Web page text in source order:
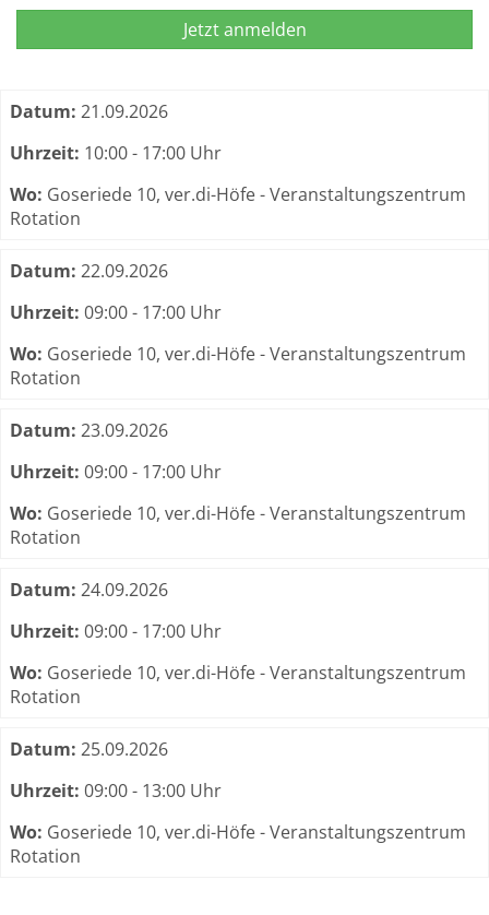
Jetzt anmelden
Termine zum dieser Kurs
Datum: 21.09.2026
Uhrzeit: 10:00 - 17:00 Uhr
Wo: Goseriede 10, ver.di-Höfe - Veranstaltungszentrum
Rotation
Datum: 22.09.2026
Uhrzeit: 09:00 - 17:00 Uhr
Wo: Goseriede 10, ver.di-Höfe - Veranstaltungszentrum
Rotation
Datum: 23.09.2026
Uhrzeit: 09:00 - 17:00 Uhr
Wo: Goseriede 10, ver.di-Höfe - Veranstaltungszentrum
Rotation
Datum: 24.09.2026
Uhrzeit: 09:00 - 17:00 Uhr
Wo: Goseriede 10, ver.di-Höfe - Veranstaltungszentrum
Rotation
Datum: 25.09.2026
Uhrzeit: 09:00 - 13:00 Uhr
Wo: Goseriede 10, ver.di-Höfe - Veranstaltungszentrum
Rotation